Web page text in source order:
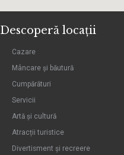
Descoperă locații
Cazare
Mâncare și băutură
Cumpărături
Servicii
Artă și cultură
Atracții turistice
Divertisment și recreere